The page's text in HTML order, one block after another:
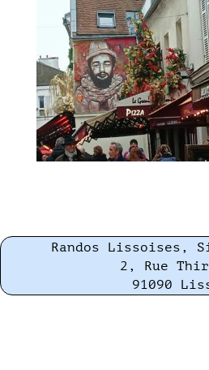
Randos Lissoises,
2, Rue
91090